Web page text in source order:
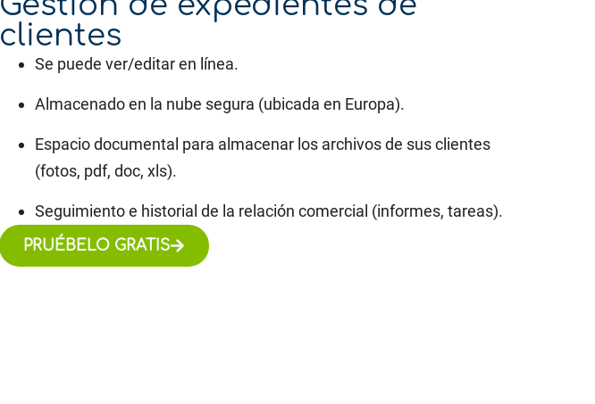
clientes
Se puede ver/editar en línea.
Almacenado en la nube segura (ubicada en Europa).
Espacio documental para almacenar los archivos de sus clientes
(fotos, pdf, doc, xls).
Seguimiento e historial de la relación comercial (informes, tareas).
PRUÉBELO GRATIS